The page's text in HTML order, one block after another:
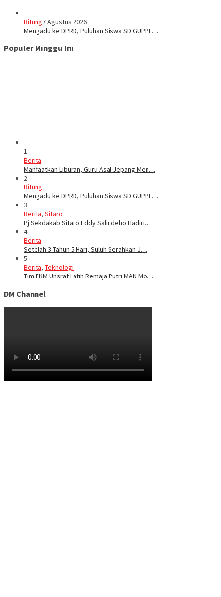
Bitung7 Agustus 2026
Mengadu ke DPRD, Puluhan Siswa SD GUPPI …
Populer Minggu Ini
1
Berita
Manfaatkan Liburan, Guru Asal Jepang Men…
2
Bitung
Mengadu ke DPRD, Puluhan Siswa SD GUPPI …
3
Berita, Sitaro
Pj Sekdakab Sitaro Eddy Salindeho Hadiri…
4
Berita
Setelah 3 Tahun 5 Hari, Suluh Serahkan J…
5
Berita, Teknologi
Tim FKM Unsrat Latih Remaja Putri MAN Mo…
DM Channel